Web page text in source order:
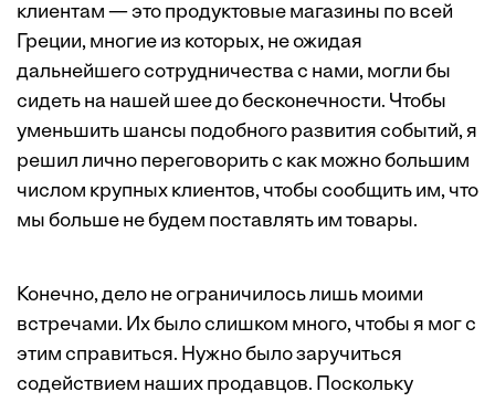
клиентам — это продуктовые магазины по всей
Греции, многие из которых, не ожидая
дальнейшего сотрудничества с нами, могли бы
сидеть на нашей шее до бесконечности. Чтобы
уменьшить шансы подобного развития событий, я
решил лично переговорить с как можно большим
числом крупных клиентов, чтобы сообщить им, что
мы больше не будем поставлять им товары.
Конечно, дело не ограничилось лишь моими
встречами. Их было слишком много, чтобы я мог с
этим справиться. Нужно было заручиться
содействием наших продавцов. Поскольку